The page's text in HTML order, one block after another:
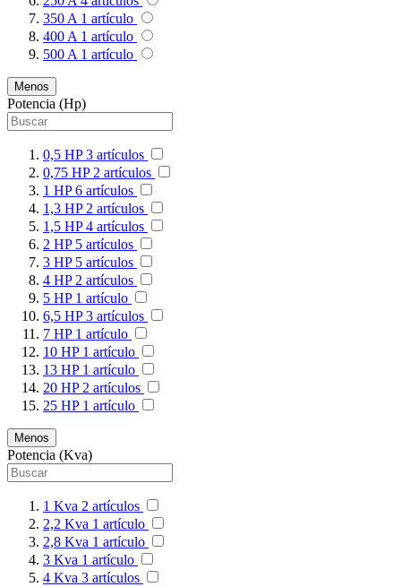
350 A 1 artículo
400 A 1 artículo
500 A 1 artículo
Menos
Potencia (Hp)
0,5 HP 3 artículos
0,75 HP 2 artículos
1 HP 6 artículos
1,3 HP 2 artículos
1,5 HP 4 artículos
2 HP 5 artículos
3 HP 5 artículos
4 HP 2 artículos
5 HP 1 artículo
6,5 HP 3 artículos
7 HP 1 artículo
10 HP 1 artículo
13 HP 1 artículo
20 HP 2 artículos
25 HP 1 artículo
Menos
Potencia (Kva)
1 Kva 2 artículos
2,2 Kva 1 artículo
2,8 Kva 1 artículo
3 Kva 1 artículo
4 Kva 3 artículos